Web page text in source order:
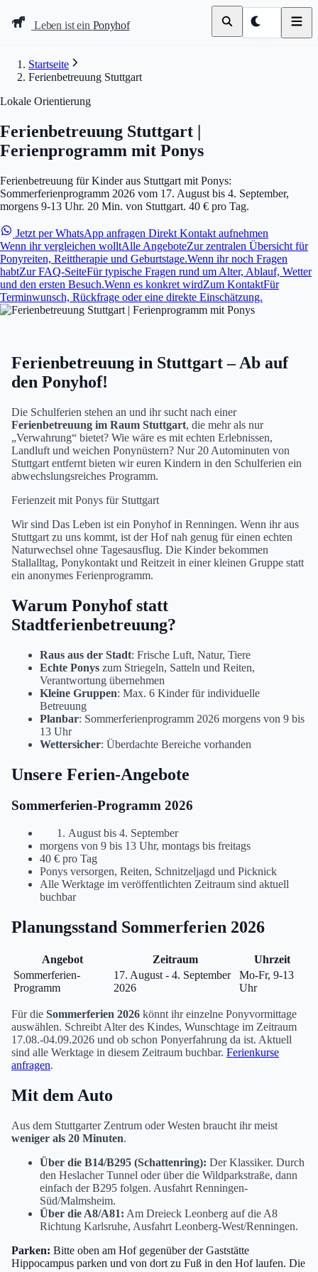
Leben ist ein Ponyhof
Startseite
Ferienbetreuung Stuttgart
Lokale Orientierung
Ferienbetreuung Stuttgart |
Ferienprogramm mit Ponys
Ferienbetreuung für Kinder aus Stuttgart mit Ponys:
Sommerferienprogramm 2026 vom 17. August bis 4. September,
morgens 9-13 Uhr. 20 Min. von Stuttgart. 40 € pro Tag.
Jetzt per WhatsApp anfragenDirekt Kontakt aufnehmen
Wenn ihr vergleichen wolltAlle AngeboteZur zentralen Übersicht für
Ponyreiten, Reittherapie und Geburtstage.Wenn ihr noch Fragen
habtZur FAQ-SeiteFür typische Fragen rund um Alter, Ablauf, Wetter
und den ersten Besuch.Wenn es konkret wirdZum KontaktFür
Terminwunsch, Rückfrage oder eine direkte Einschätzung.
Ferienbetreuung in Stuttgart – Ab auf
den Ponyhof!
Die Schulferien stehen an und ihr sucht nach einer
Ferienbetreuung im Raum Stuttgart, die mehr als nur
„Verwahrung“ bietet? Wie wäre es mit echten Erlebnissen,
Landluft und weichen Ponynüstern? Nur 20 Autominuten von
Stuttgart entfernt bieten wir euren Kindern in den Schulferien ein
abwechslungsreiches Programm.
Ferienzeit mit Ponys für Stuttgart
Wir sind Das Leben ist ein Ponyhof in Renningen. Wenn ihr aus
Stuttgart zu uns kommt, ist der Hof nah genug für einen echten
Naturwechsel ohne Tagesausflug. Die Kinder bekommen
Stallalltag, Ponykontakt und Reitzeit in einer kleinen Gruppe statt
ein anonymes Ferienprogramm.
Warum Ponyhof statt
Stadtferienbetreuung?
Raus aus der Stadt: Frische Luft, Natur, Tiere
Echte Ponys zum Striegeln, Satteln und Reiten,
Verantwortung übernehmen
Kleine Gruppen: Max. 6 Kinder für individuelle
Betreuung
Planbar: Sommerferienprogramm 2026 morgens von 9 bis
13 Uhr
Wettersicher: Überdachte Bereiche vorhanden
Unsere Ferien-Angebote
Sommerferien-Programm 2026
August bis 4. September
morgens von 9 bis 13 Uhr, montags bis freitags
40 € pro Tag
Ponys versorgen, Reiten, Schnitzeljagd und Picknick
Alle Werktage im veröffentlichten Zeitraum sind aktuell
buchbar
Planungsstand Sommerferien 2026
Angebot Zeitraum
Uhrzeit
Sommerferien-
Programm
17. August - 4. September
2026
Mo-Fr, 9-13
Uhr
Für die Sommerferien 2026 könnt ihr einzelne Ponyvormittage
auswählen. Schreibt Alter des Kindes, Wunschtage im Zeitraum
17.08.-04.09.2026 und ob schon Ponyerfahrung da ist. Aktuell
sind alle Werktage in diesem Zeitraum buchbar. Ferienkurse
anfragen.
Mit dem Auto
Aus dem Stuttgarter Zentrum oder Westen braucht ihr meist
weniger als 20 Minuten.
Über die B14/B295 (Schattenring): Der Klassiker. Durch
den Heslacher Tunnel oder über die Wildparkstraße, dann
einfach der B295 folgen. Ausfahrt Renningen-
Süd/Malmsheim.
Über die A8/A81: Am Dreieck Leonberg auf die A8
Richtung Karlsruhe, Ausfahrt Leonberg-West/Renningen.
Parken: Bitte oben am Hof gegenüber der Gaststätte
Hippocampus parken und von dort zu Fuß in den Hof laufen. Die